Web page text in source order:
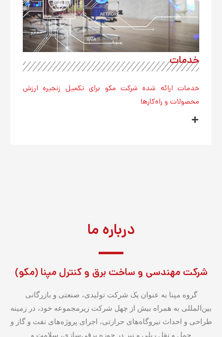
خدمات
خدمات ارائه شده شرکت مکو برای تکمیل زنجیره ارزش
محصولات و راه‌کارها
درباره ما
شرکت مهندسی و ساخت برق و کنترل مپنا (مکو)
گروه مپنا به عنوان یک شرکت تولیدی، صنعتی و بازرگانی
بین‌المللی به همراه بیش از چهل شرکت زیرمجموعه خود، در زمینه
طراحی و احداث نیروگاه‌های حرارتی، اجرای پروژه‌های نفت و گاز و
حمل و نقل ریلی و نیز در حوزه برقی‌سازی، سلامت و